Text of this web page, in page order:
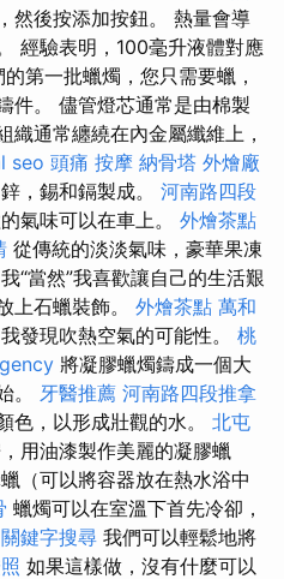
然後按添加按鈕。 熱量會導
經驗表明，100毫升液體對應
第一批蠟燭，您只需要蠟，
件。 儘管燈芯通常是由棉製
織通常纏繞在內金屬纖維上，
seo 頭痛 按摩 納骨塔 外燴廠
，錫和鎘製成。 河南路四段
氣味可以在車上。 外燴茶點
從傳統的淡淡氣味，豪華果凍
“當然”我喜歡讓自己的生活艱
上石蠟裝飾。 外燴茶點 萬和
發現吹熱空氣的可能性。 桃
將凝膠蠟燭鑄成一個大
。 牙醫推薦 河南路四段推拿
色，以形成壯觀的水。 北屯
用油漆製作美麗的凝膠蠟
（可以將容器放在熱水浴中
蠟燭可以在室溫下首先冷卻，
關鍵字搜尋 我們可以輕鬆地將
如果這樣做，沒有什麼可以